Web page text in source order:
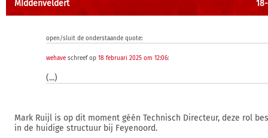
MIddenveldert
open/sluit de onderstaande quote:
wehaveschreef op 18 februari 2025 om 12:06:
(...)
Mark Ruijl is op dit moment géén Technisch Directeur, deze rol
in de huidige structuur bij Feyenoord.